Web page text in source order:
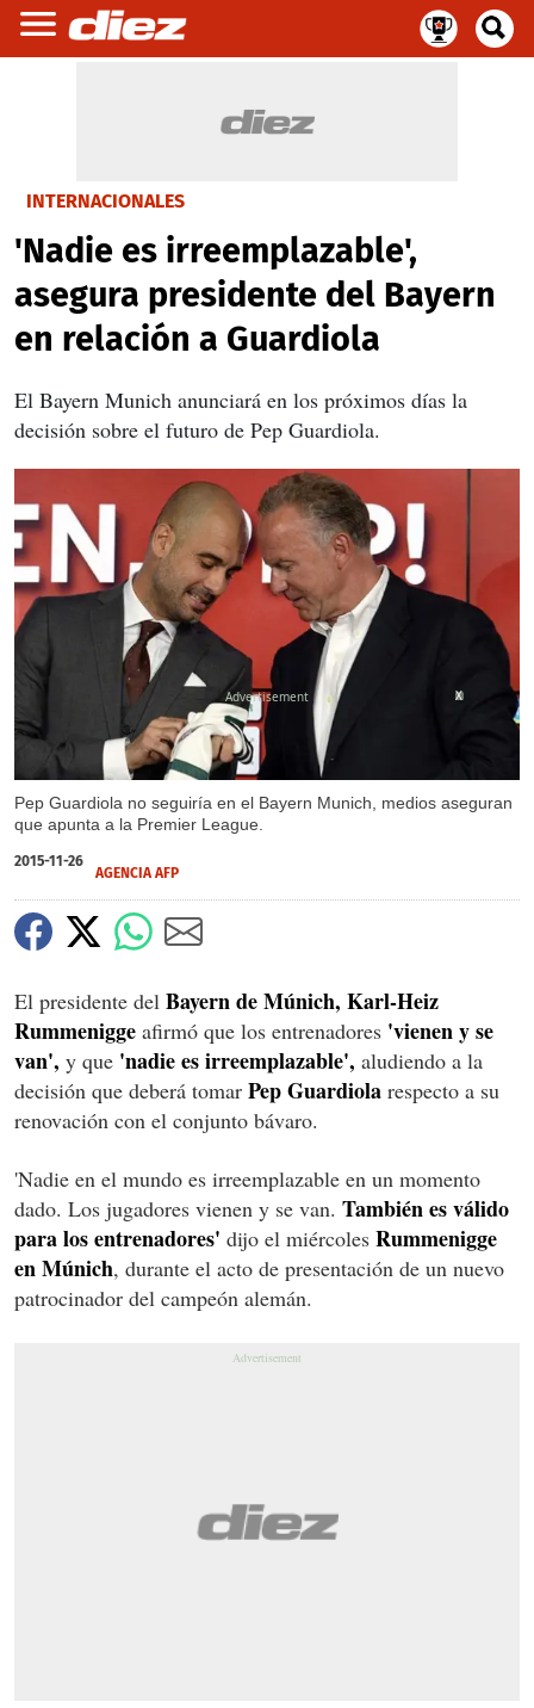
INTERNACIONALES
'Nadie es irreemplazable',
asegura presidente del Bayern
en relación a Guardiola
El Bayern Munich anunciará en los próximos días la
decisión sobre el futuro de Pep Guardiola.
Pep Guardiola no seguiría en el Bayern Munich, medios aseguran
que apunta a la Premier League.
X
2015-11-26
AGENCIA AFP
El presidente del Bayern de Múnich, Karl-Heiz
Rummenigge afirmó que los entrenadores 'vienen y se
van', y que 'nadie es irreemplazable', aludiendo a la
decisión que deberá tomar Pep Guardiola respecto a su
renovación con el conjunto bávaro.
'Nadie en el mundo es irreemplazable en un momento
dado. Los jugadores vienen y se van. También es válido
para los entrenadores' dijo el miércoles Rummenigge
en Múnich, durante el acto de presentación de un nuevo
patrocinador del campeón alemán.